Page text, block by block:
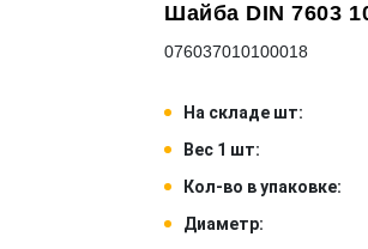
Шайба DIN 7603
076037010100018
На складе шт:
Вес 1 шт:
Кол-во в упаковке:
Диаметр: